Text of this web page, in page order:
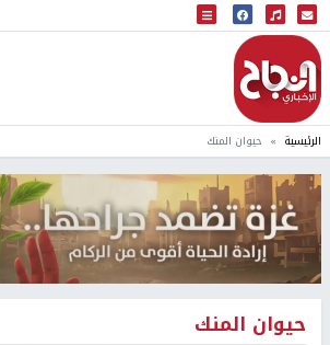
البث المباشر
إذاعة النجاح
الرئيسية حيوان المنك
حيوان المنك